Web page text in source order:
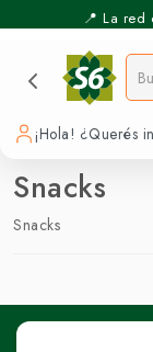
📍 La red
¡Hola! ¿Querés
Snacks
Snacks